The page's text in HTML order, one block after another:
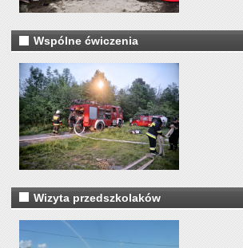
Wspólne ćwiczenia
Wizyta przedszkolaków